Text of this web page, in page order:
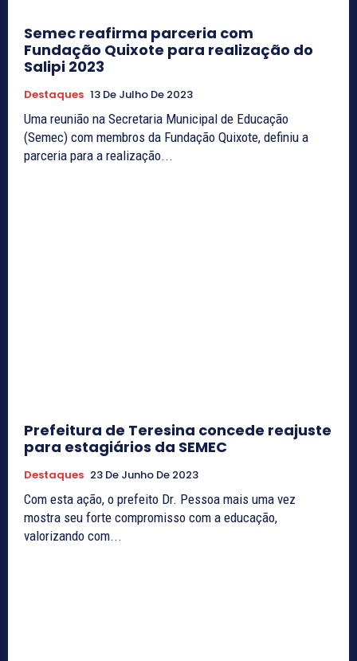
Semec reafirma parceria com
Fundação Quixote para realização do
Salipi 2023
Destaques 13 De Julho De 2023
Uma reunião na Secretaria Municipal de Educação
(Semec) com membros da Fundação Quixote, definiu a
parceria para a realização...
Prefeitura de Teresina concede reajuste
para estagiários da SEMEC
Destaques 23 De Junho De 2023
Com esta ação, o prefeito Dr. Pessoa mais uma vez
mostra seu forte compromisso com a educação,
valorizando com...